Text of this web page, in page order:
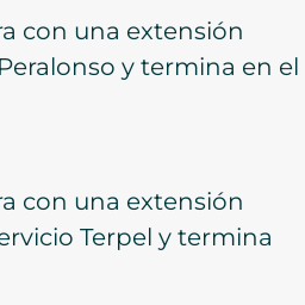
con una extensión
y termina en el
con una extensión
Terpel y termina